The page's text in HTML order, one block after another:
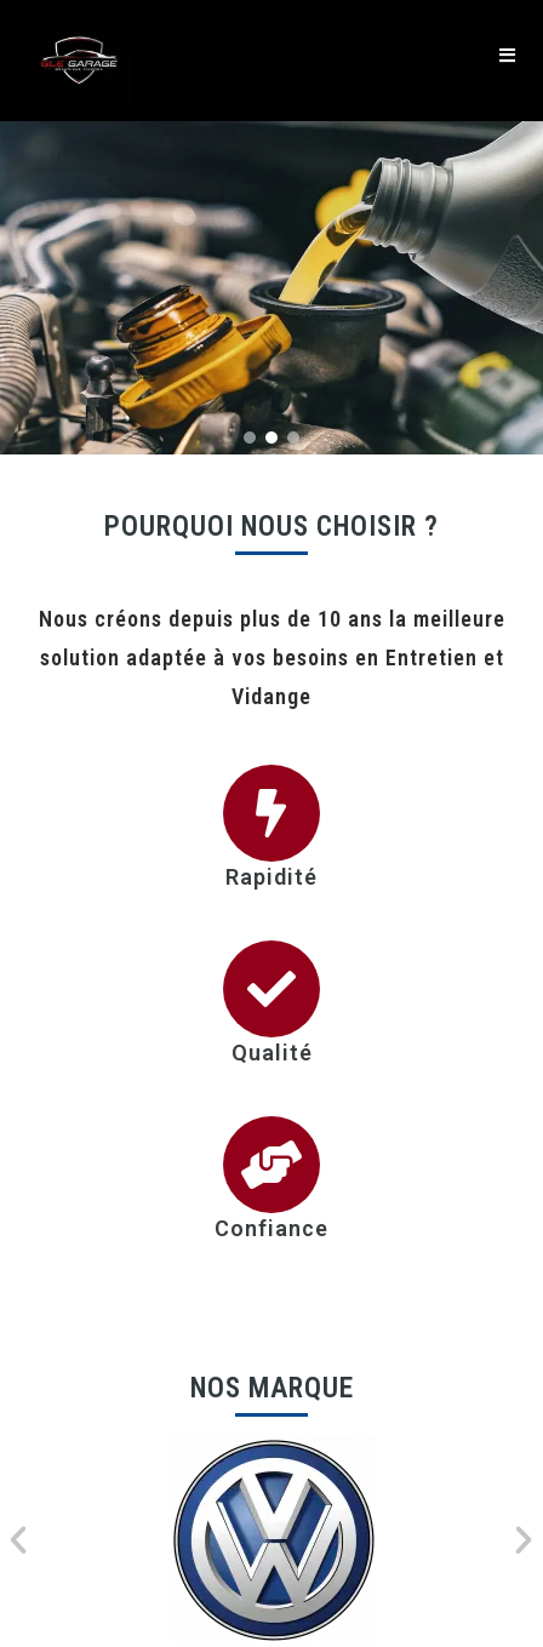
POURQUOI NOUS CHOISIR ?
Nous créons depuis plus de 10 ans la meilleure
solution adaptée à vos besoins en Entretien et
Vidange
Rapidité
Qualité
Confiance
NOS MARQUE